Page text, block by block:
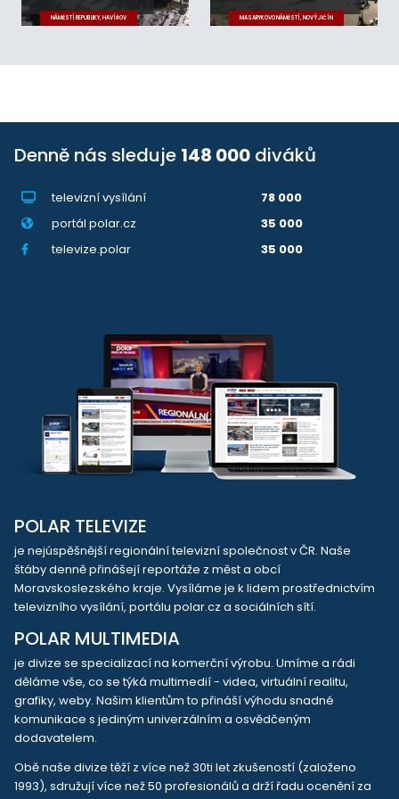
NÁMĚSTÍ REPUBLIKY, HAVÍŘOV MASARYKOVO NÁMĚSTÍ, NOVÝ JIČÍN
Denně nás sleduje 148 000 diváků
televizní vysílání
78 000
portál polar.cz
35 000
televize.polar
35 000
POLAR TELEVIZE
je nejúspěšnější regionální televizní společnost v ČR. Naše
štáby denně přinášejí reportáže z měst a obcí
Moravskoslezského kraje. Vysíláme je k lidem prostřednictvím
televizního vysílání, portálu polar.cz a sociálních sítí.
POLAR MULTIMEDIA
je divize se specializací na komerční výrobu. Umíme a rádi
děláme vše, co se týká multimedií - videa, virtuální realitu,
grafiky, weby. Našim klientům to přináší výhodu snadné
komunikace s jediným univerzálním a osvědčeným
dodavatelem.
Obě naše divize těží z více než 30ti let zkušeností (založeno
1993), sdružují více než 50 profesionálů a drží řadu ocenění za